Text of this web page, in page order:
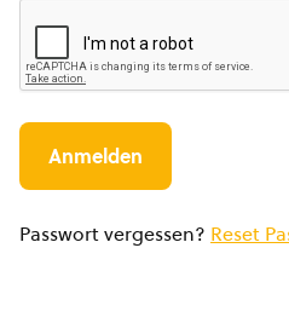
Passwort vergessen? Reset